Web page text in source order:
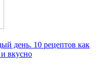
день. 10 рецептов как
вкусно